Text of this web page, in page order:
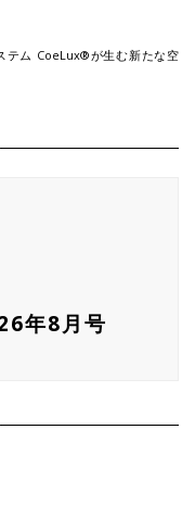
テム CoeLux®が生む新たな空
年8月号